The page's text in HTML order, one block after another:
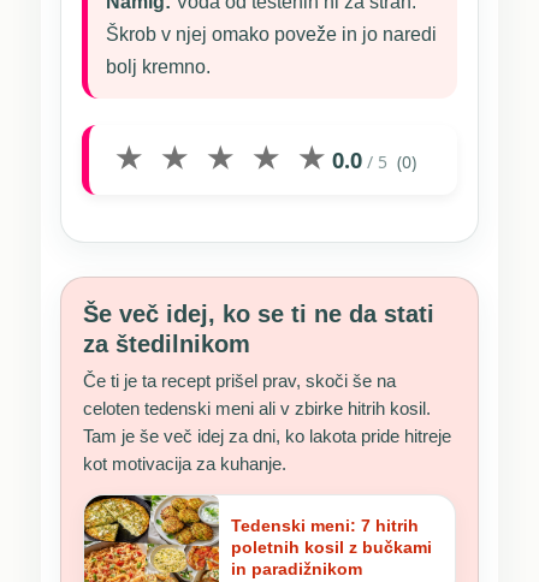
Škrob v njej omako poveže in jo naredi
bolj kremno.
★ ★ ★ ★ ★ 0.0 / 5 (0)
Še več idej, ko se ti ne da stati
za štedilnikom
Če ti je ta recept prišel prav, skoči še na
celoten tedenski meni ali v zbirke hitrih kosil.
Tam je še več idej za dni, ko lakota pride hitreje
kot motivacija za kuhanje.
Tedenski meni: 7 hitrih
poletnih kosil z bučkami
in paradižnikom